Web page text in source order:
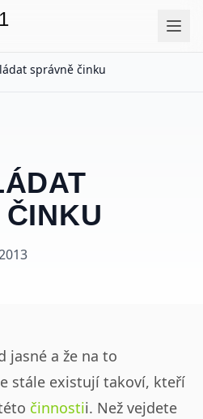
správně činku
jasné a že na to
stále existují takoví, kteří
činnostii. Než vejdete